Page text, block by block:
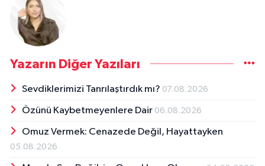
Yazarın Diğer Yazıları
Sevdiklerimizi Tanrılaştırdık mı? 07.08.2026
Özünü Kaybetmeyenlere Dair 06.08.2026
Omuz Vermek: Cenazede Değil, Hayattayken
05.08.2026